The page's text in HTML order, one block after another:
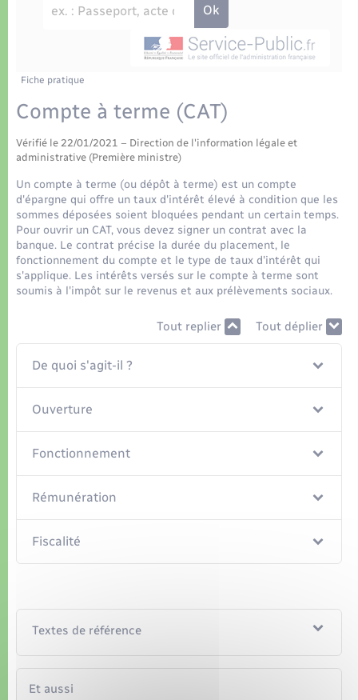
Eau - Assainissement
Transports
Transports scolaires
Logement - Urbanisme
Loisirs
Seniors
Nouvel habitant
Organisation d’événement
Sécurité - Prévention
Commerces - Entreprises - Emploi
Voirie et espace public
Travaux - Autorisation d’occupation de l’espace
Présentation de la commune
Publications
La Communauté de communes
Fiche pratique
Compte à terme (CAT)
Vérifié le 22/01/2021 – Direction de l'information légale et
administrative (Première ministre)
Un compte à terme (ou dépôt à terme) est un compte
d'épargne qui offre un taux d'intérêt élevé à condition que les
sommes déposées soient bloquées pendant un certain temps.
Pour ouvrir un CAT, vous devez signer un contrat avec la
banque. Le contrat précise la durée du placement, le
fonctionnement du compte et le type de taux d'intérêt qui
s'applique. Les intérêts versés sur le compte à terme sont
soumis à l'impôt sur le revenus et aux prélèvements sociaux.
Tout replier Tout déplier
De quoi s'agit-il ?
Ouverture
Fonctionnement
Rémunération
Fiscalité
Textes de référence
Et aussi